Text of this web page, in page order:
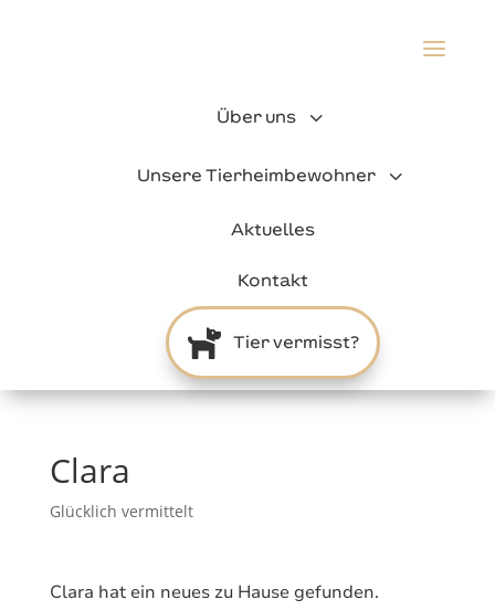
a
3
Über uns
3
Unsere Tierheimbewohner
Aktuelles
Kontakt
 Tier vermisst?
Clara
Glücklich vermittelt
Clara hat ein neues zu Hause gefunden.